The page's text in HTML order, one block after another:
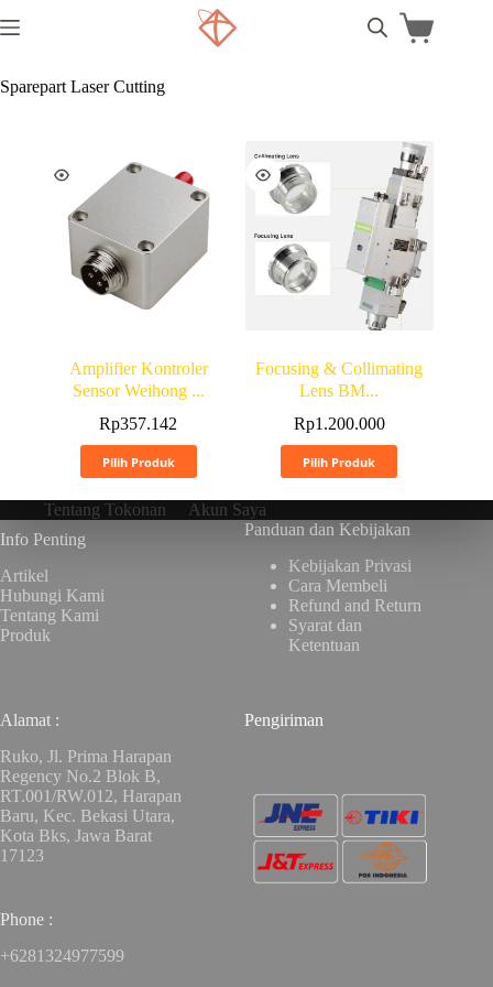
Sparepart Laser Cutting
Amplifier Kontroler
Sensor Weihong ...
Rp357.142
Pilih Produk
Focusing & Collimating
Lens BM...
Rp1.200.000
Pilih Produk
Tentang Tokonan
Akun Saya
Info Penting
Artikel
Hubungi Kami
Tentang Kami
Produk
Panduan dan Kebijakan
Kebijakan Privasi
Cara Membeli
Refund and Return
Syarat dan
Ketentuan
Alamat :
Ruko, Jl. Prima Harapan
Regency No.2 Blok B,
RT.001/RW.012, Harapan
Baru, Kec. Bekasi Utara,
Kota Bks, Jawa Barat
17123
Phone :
+6281324977599
Pengiriman